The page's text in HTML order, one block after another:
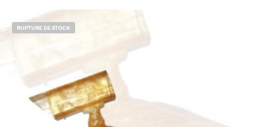
RUPTURE DE STOCK